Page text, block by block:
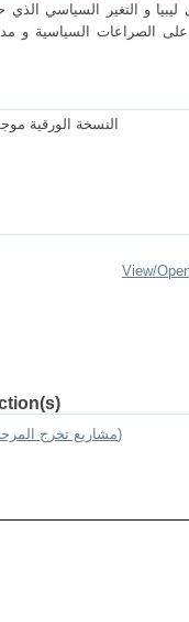
و التغير السياسي الذي
على الصراعات السياسية و
النسخة الورقية
View/
Undergraduate Graduation Projects (مشاريع تخرج المرحلة الجامعية)